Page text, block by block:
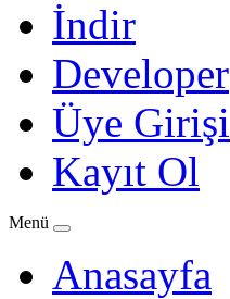
İndir
Developer
Üye Girişi
Kayıt Ol
Menü
Anasayfa